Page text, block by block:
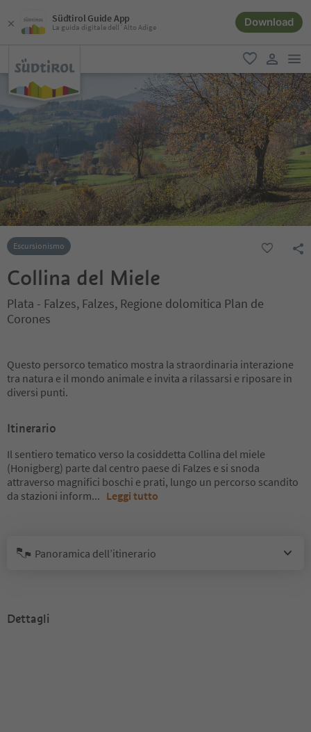
Südtirol Guide App
La guida digitale dell´Alto Adige Download
favoriti
user link
Escursionismo
Collina del Miele
Plata - Falzes, Falzes, Regione dolomitica Plan de
Corones
Questo persorco tematico mostra la straordinaria interazione
tra natura e il mondo animale e invita a rilassarsi e riposare in
diversi punti.
Itinerario
Il sentiero tematico verso la cosiddetta Collina del miele
(Honigberg) parte dal centro paese di Falzes e si snoda
attraverso magnifici boschi e prati, lungo un percorso scandito
da stazioni inform... Leggi tutto
Panoramica dell’itinerario
Dettagli